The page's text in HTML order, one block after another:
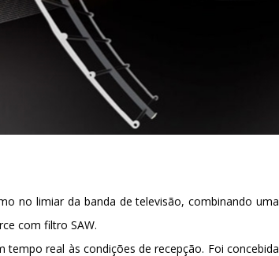
no limiar da banda de televisão, combinando uma
com filtro SAW.
real às condições de recepção. Foi concebida